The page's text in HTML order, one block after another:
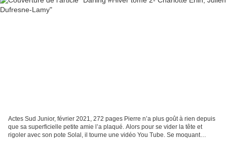
Actes Sud Junior, février 2021, 272 pages Pierre n’a plus goût à rien depuis
que sa superficielle petite amie l’a plaqué. Alors pour se vider la tête et
rigoler avec son pote Solal, il tourne une vidéo You Tube. Se moquant